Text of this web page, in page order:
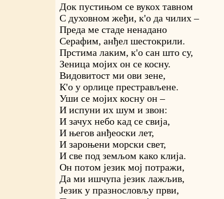
Док пустињом се вукох тавном
С духовном жеђи, к'о да чилих –
Преда ме стаде ненадано
Серафим, анђел шестокрили.
Прстима лаким, к'о сан што су,
Зеница мојих он се косну.
Видовитост ми ови зене,
К'о у орлице престрављене.
Уши се мојих косну он –
И испуни их шум и звон:
И зачух небо кад се свија,
И његов анђеоски лет,
И зароњени морски свет,
И све под земљом како клија.
Он потом језик мој потражи,
Да ми ишчупа језик лажљив,
Језик у празнословљу први,